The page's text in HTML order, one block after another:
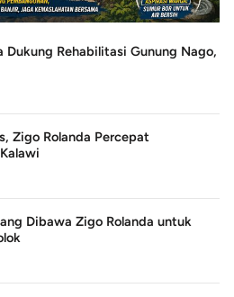
Dukung Rehabilitasi Gunung Nago,
Zigo Rolanda Percepat
Dibawa Zigo Rolanda untuk